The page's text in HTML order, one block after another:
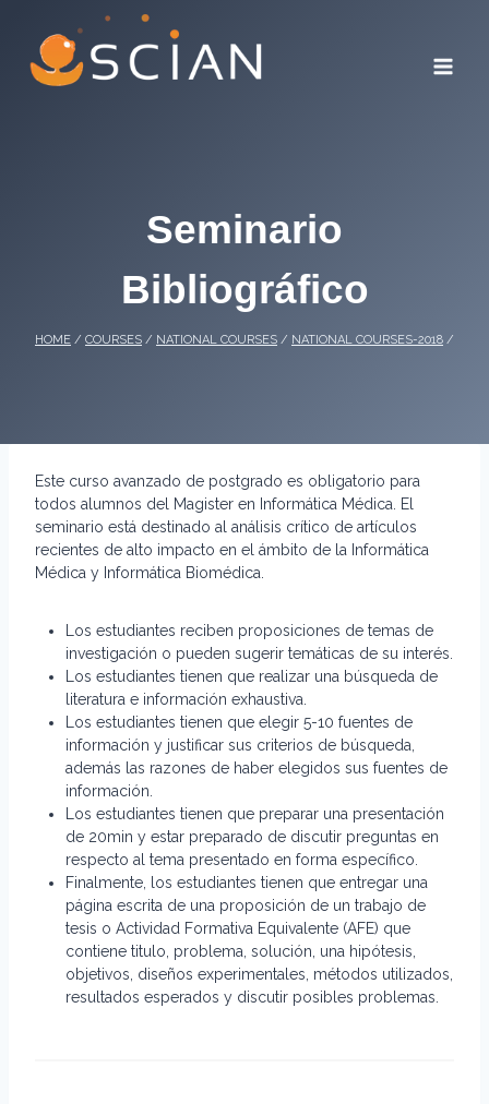
content
Seminario
Bibliográfico
HOME / COURSES / NATIONAL COURSES / NATIONAL COURSES-2018 /
Este curso avanzado de postgrado es obligatorio para
todos alumnos del Magister en Informática Médica. El
seminario está destinado al análisis crítico de artículos
recientes de alto impacto en el ámbito de la Informática
Médica y Informática Biomédica.
Los estudiantes reciben proposiciones de temas de
investigación o pueden sugerir temáticas de su interés.
Los estudiantes tienen que realizar una búsqueda de
literatura e información exhaustiva.
Los estudiantes tienen que elegir 5-10 fuentes de
información y justificar sus criterios de búsqueda,
además las razones de haber elegidos sus fuentes de
información.
Los estudiantes tienen que preparar una presentación
de 20min y estar preparado de discutir preguntas en
respecto al tema presentado en forma específico.
Finalmente, los estudiantes tienen que entregar una
página escrita de una proposición de un trabajo de
tesis o Actividad Formativa Equivalente (AFE) que
contiene titulo, problema, solución, una hipótesis,
objetivos, diseños experimentales, métodos utilizados,
resultados esperados y discutir posibles problemas.